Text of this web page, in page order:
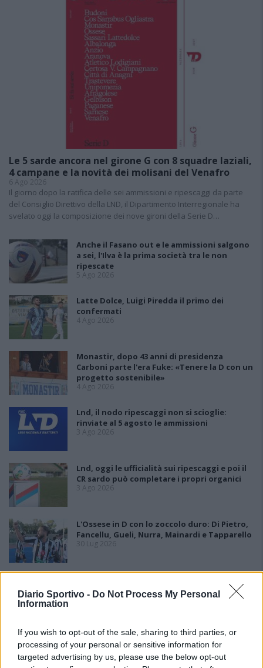
Diario Sportivo - Do Not Process My Personal
Information
If you wish to opt-out of the sale, sharing to third parties, or
processing of your personal or sensitive information for
targeted advertising by us, please use the below opt-out
Le 5 sarde ancora nel girone G con 8 squadre laziali,
4 campane e la novità dei molisani del Venafro
6 Ago 2026
Il giorno dopo la ratifica delle sei ammissioni e ripescaggi da parte
del Consiglio Direttivo della LND, il Dipartimento Interregionale ha
svelato oggi la composizione dei nove gironi della Serie D…
Anche il Fasano out e le ammissioni salgono
a sei, l'Ilva è la prima società tra le non
ripescate
5 Ago 2026
Latte Dolce, Luigi Piredda il primo dei
confermati
4 Ago 2026
Monastir, dopo 43 anni di presidenza
Carboni parte l'era Fuke: «Tenere la D con un
progetto sostenibile»
4 Ago 2026
Lnd, il nodo ripescaggi non si scioglie:
rinviate al 5 agosto le ammissioni
3 Ago 2026
Lnd, oggi le ufficialità sui ripescaggi e poi il
CR sardo può completare i propri organici
3 Ago 2026
L'Ossese in D con lo zoccolo duro: Di Pietro,
Fancellu, Gueli, Nurra, Mainardi e Tapparello
30 Lug 2026
29 Lug 2026
Il San Giuliano non fa ricorso e i posti vuoti
sono 5: l'Ilva battaglia per la posizione in
graduatoria
24 Lug 2026